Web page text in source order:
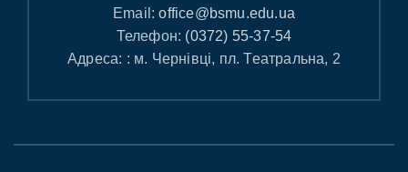
Email:office@bsmu.edu.ua
Телефон: (0372) 55-37-54
Адреса: : м. Чернівці, пл. Театральна, 2